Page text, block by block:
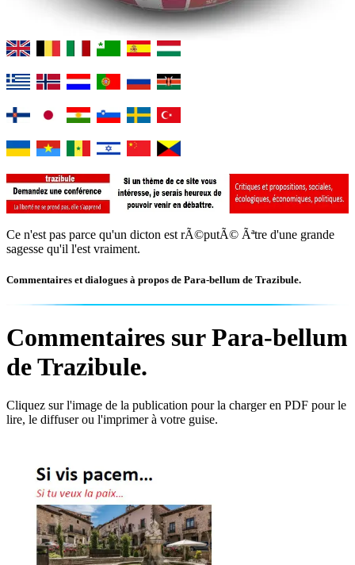
Ce n'est pas parce qu'un dicton est rÃ©putÃ© Ãªtre d'une grande
sagesse qu'il l'est vraiment.
Commentaires et dialogues à propos de Para-bellum de Trazibule.
Commentaires sur Para-bellum
de Trazibule.
Cliquez sur l'image de la publication pour la charger en PDF pour le
lire, le diffuser ou l'imprimer à votre guise.